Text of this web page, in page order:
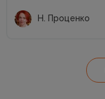
Н. Проценко